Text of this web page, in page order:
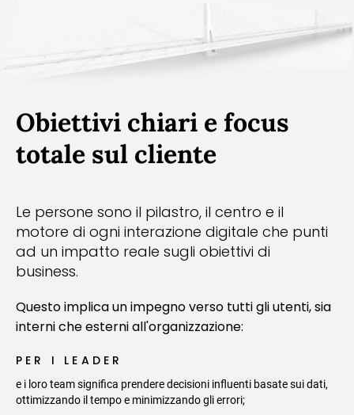
Obiettivi chiari e focus
totale sul cliente
Le persone sono il pilastro, il centro e il
motore di ogni interazione digitale che punti
ad un impatto reale sugli obiettivi di
business.
Questo implica un impegno verso tutti gli utenti, sia
interni che esterni all'organizzazione:
PER I LEADER
e i loro team significa prendere decisioni influenti basate sui dati,
ottimizzando il tempo e minimizzando gli errori;